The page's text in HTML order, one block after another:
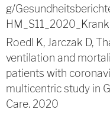
g/
Roedl K, Jarczak D,
ventilation and
patients with
multicentric study in
Care. 2020